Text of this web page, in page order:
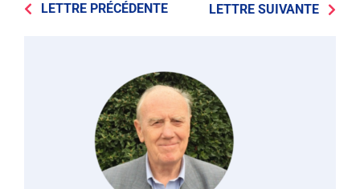
LETTRE PRÉCÉDENTE LETTRE SUIVANTE